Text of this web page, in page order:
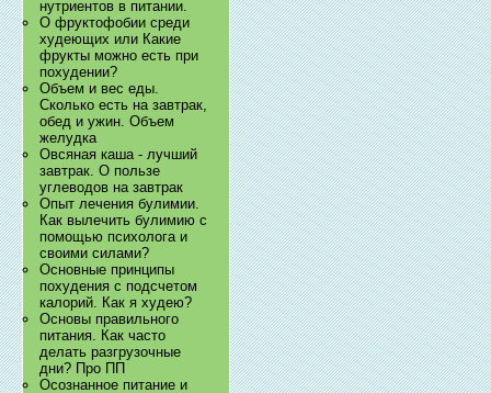
нутриентов в питании.
О фруктофобии среди
худеющих или Какие
фрукты можно есть при
похудении?
Объем и вес еды.
Сколько есть на завтрак,
обед и ужин. Объем
желудка
Овсяная каша - лучший
завтрак. О пользе
углеводов на завтрак
Опыт лечения булимии.
Как вылечить булимию с
помощью психолога и
своими силами?
Основные принципы
похудения с подсчетом
калорий. Как я худею?
Основы правильного
питания. Как часто
делать разгрузочные
дни? Про ПП
Осознанное питание и